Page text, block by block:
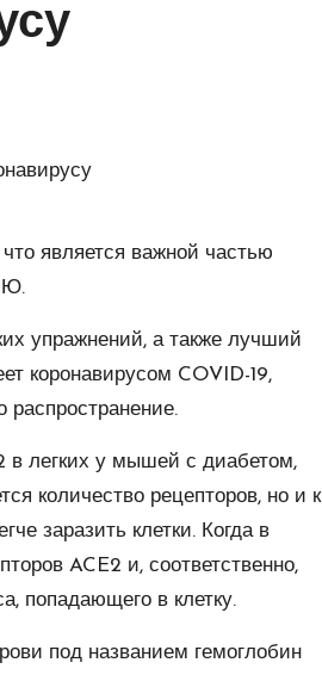
является важной частью
Ю.
упражнений, а также лучший
коронавирусом COVID-19,
распространение.
в легких у мышей с диабетом,
количество рецепторов, но и к
заразить клетки. Когда в
ACE2 и, соответственно,
попадающего в клетку.
под названием гемоглобин